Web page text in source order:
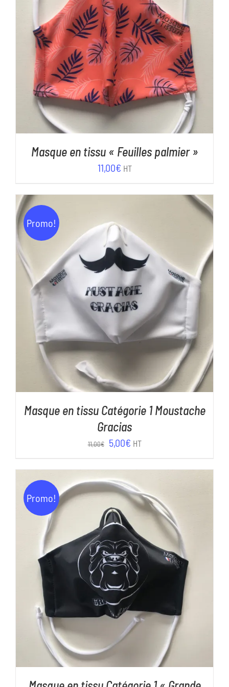
AJOUTER AU PANIER / DÉTAILS
Masque en tissu « Feuilles palmier »
11,00€ HT
Promo!
AJOUTER AU PANIER / DÉTAILS
Masque en tissu Catégorie 1 Moustache
Gracias
11,00€
Le
initial
était :
11,00€.
5,00€Le
actuel
est :
5,00€.
HT
Promo!
AJOUTER AU PANIER /